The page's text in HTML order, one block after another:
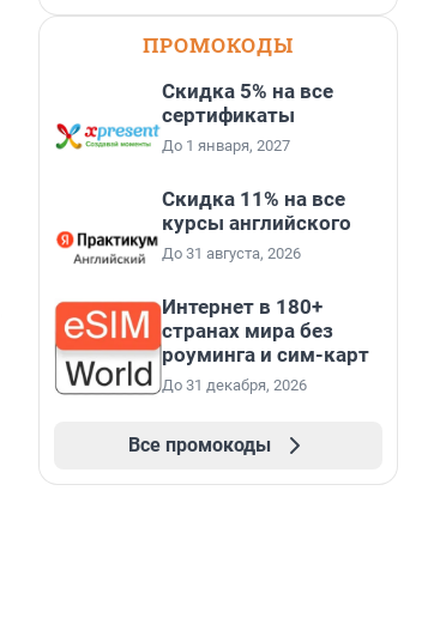
ПРОМОКОДЫ
Скидка 5% на все
сертификаты
До 1 января, 2027
Скидка 11% на все
курсы английского
До 31 августа, 2026
Интернет в 180+
странах мира без
роуминга и сим-карт
До 31 декабря, 2026
Все промокоды